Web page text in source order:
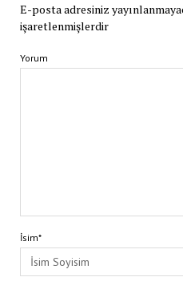
E-posta adresiniz
işaretlenmişlerdir
Yorum
İsim*